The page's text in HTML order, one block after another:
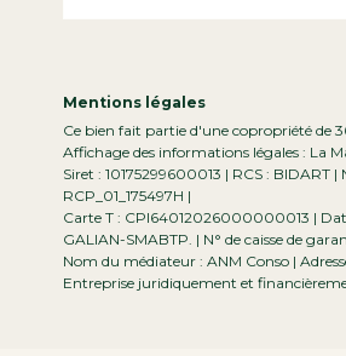
Mentions légales
Ce bien fait partie d'une copropriété de
Affichage des informations légales : La
Siret : 10175299600013 | RCS :
RCP_01_175497H |
Carte T : CPI64012026000000013 |
GALIAN-SMABTP. | N° de caisse de
Nom du médiateur : ANM Conso |
Entreprise juridiquement et